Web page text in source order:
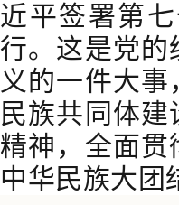
近平签署第
行。这是党
义的一件大
民族共同体
精神，全面
中华民族大团